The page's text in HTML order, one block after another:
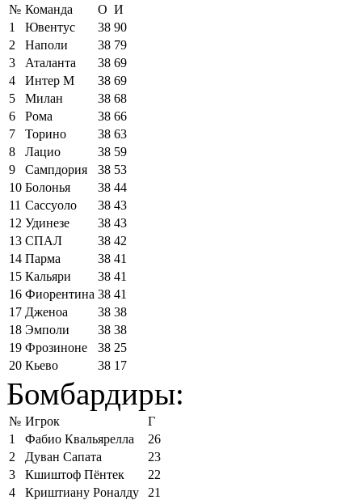
№ Команда О И
1
Ювентус 38 90
2
Наполи 38 79
3
Аталанта 38 69
4
Интер М 38 69
5
Милан 38 68
6
Рома 38 66
7
Торино 38 63
8
Лацио 38 59
9
Сампдория 38 53
10 Болонья 38 44
11 Сассуоло 38 43
12 Удинезе 38 43
13 СПАЛ 38 42
14 Парма 38 41
15 Кальяри 38 41
16 Фиорентина 38 41
17 Дженоа 38 38
18 Эмполи 38 38
19 Фрозиноне 38 25
20 Кьево 38 17
Бомбардиры:
№ Игрок
Г
1
Фабио Квальярелла
26
2
Дуван Сапата
23
3
Кшиштоф Пёнтек
22
4
Криштиану Роналду
21